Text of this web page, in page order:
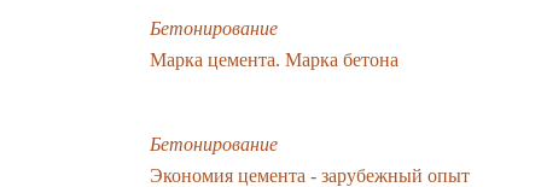
Бетонирование
Марка цемента. Марка бетона
Бетонирование
Экономия цемента - зарубежный опыт